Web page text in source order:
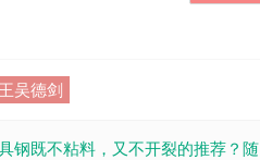
吴德剑
钢既不粘料，又不开裂的推荐？随